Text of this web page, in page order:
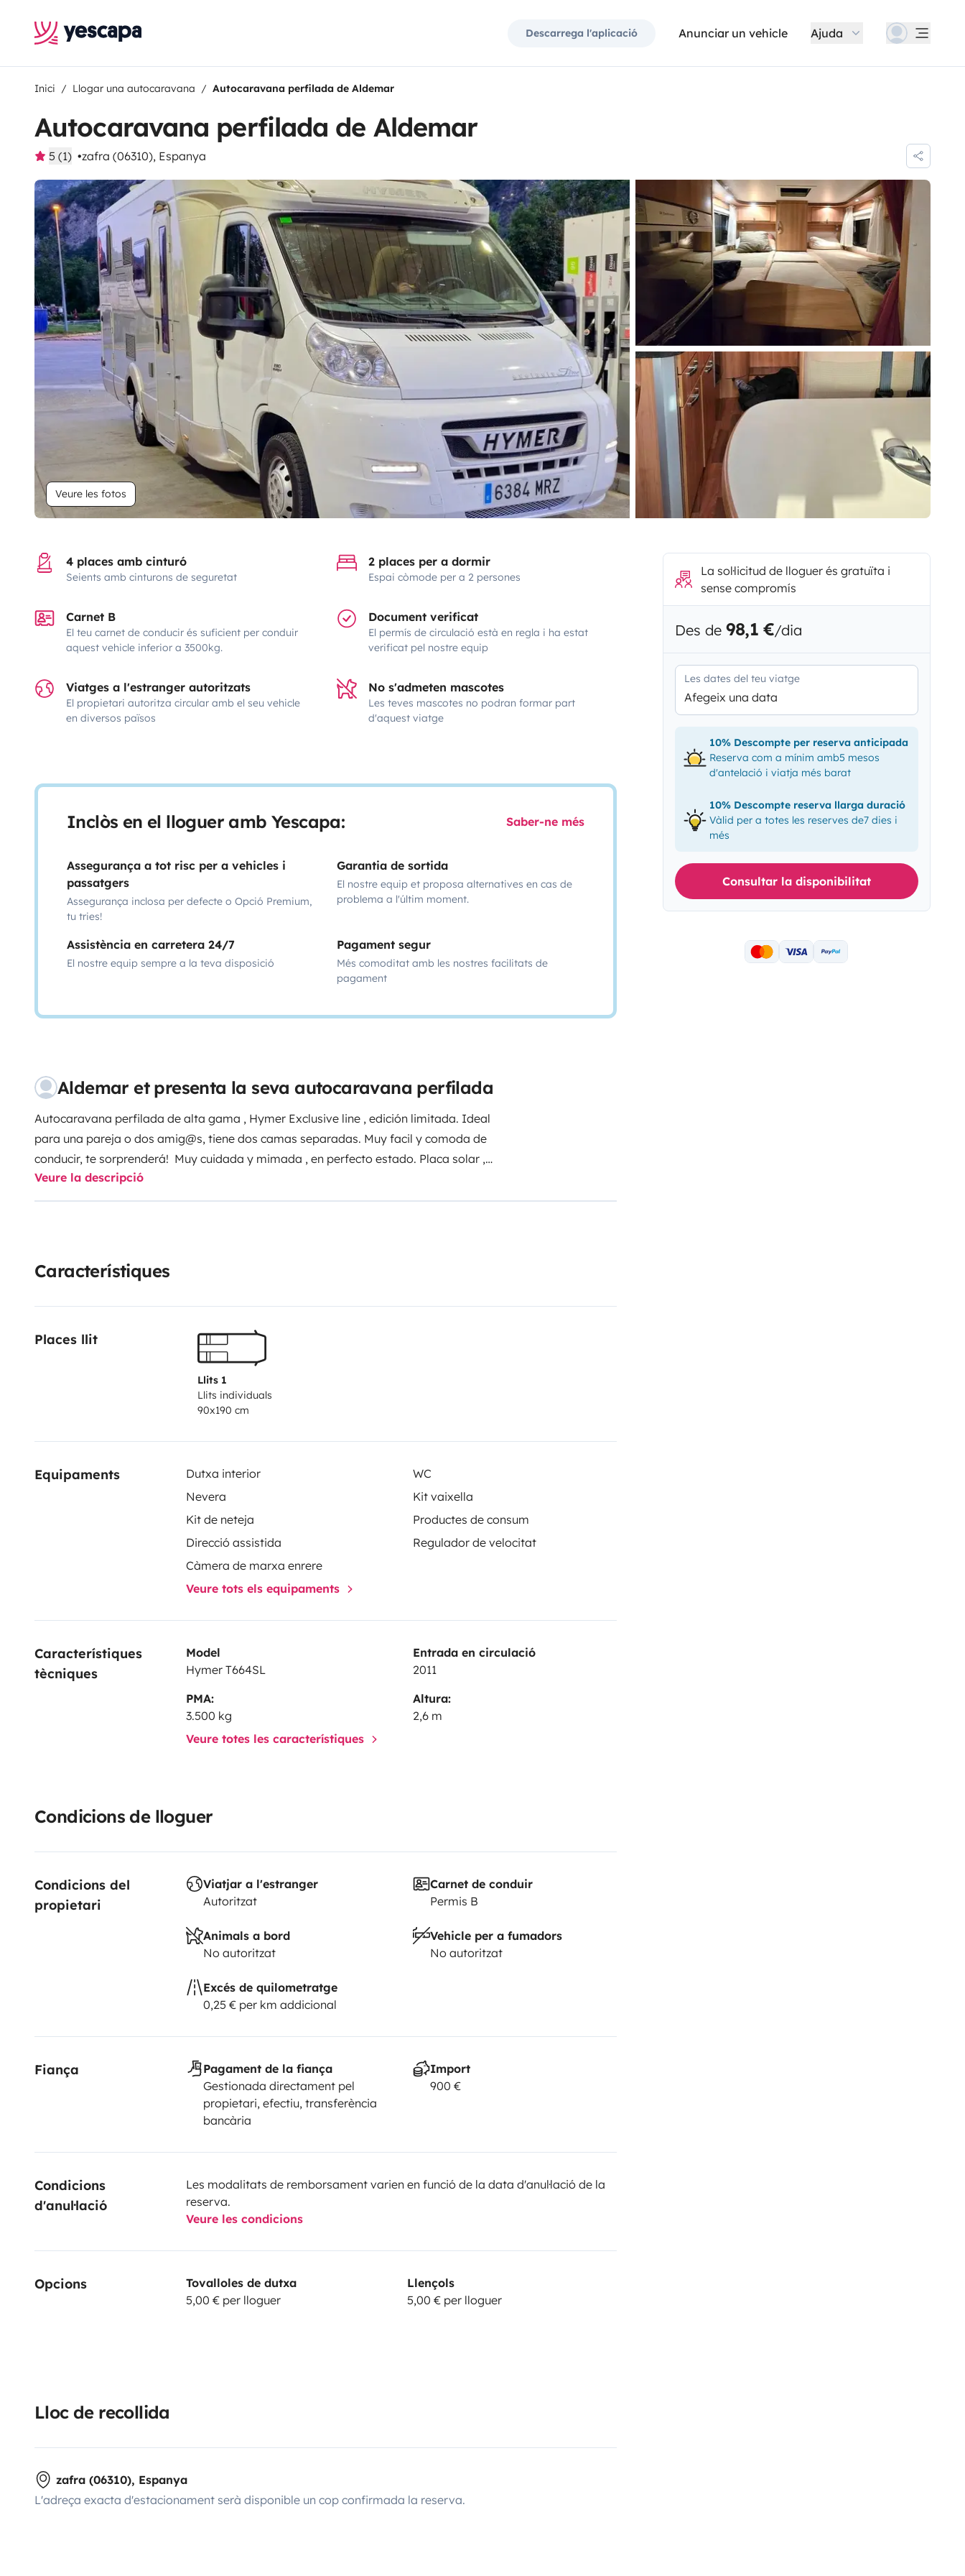
Descarrega l'aplicació Anunciar un vehicle Ajuda
Inici Llogar una autocaravana Autocaravana perfilada de Aldemar
Autocaravana perfilada de Aldemar
5 (1) zafra (06310), Espanya
Veure les fotos
4 places amb cinturó
Seients amb cinturons de seguretat
2 places per a dormir
Espai còmode per a 2 persones
Carnet B
El teu carnet de conducir és suficient per conduir
aquest vehicle inferior a 3500kg.
Document verificat
El permís de circulació està en regla i ha estat
verificat pel nostre equip
Viatges a l'estranger autoritzats
El propietari autoritza circular amb el seu vehicle
en diversos països
No s'admeten mascotes
Les teves mascotes no podran formar part
d'aquest viatge
Inclòs en el lloguer amb Yescapa: Saber-ne més
Assegurança a tot risc per a vehicles i
passatgers
Assegurança inclosa per defecte o Opció Premium,
tu tries!
Garantia de sortida
El nostre equip et proposa alternatives en cas de
problema a l'últim moment.
Assistència en carretera 24/7
El nostre equip sempre a la teva disposició
Pagament segur
Més comoditat amb les nostres facilitats de
pagament
Aldemar et presenta la seva autocaravana perfilada
Autocaravana perfilada de alta gama , Hymer Exclusive line , edición limitada. Ideal
para una pareja o dos amig@s, tiene dos camas separadas. Muy facil y comoda de
conducir, te sorprenderá! Muy cuidada y mimada , en perfecto estado. Placa solar ,
ducha separada con mampara , calefaccion y agua caliente, asientos giratorios, la
nevera grande con congelador y un enorme garaje para sus cosas o bicicletas. Le
Veure la descripció
Característiques
Places llit
Llits 1
Llits individuals
90x190 cm
Equipaments Dutxa interior
WC
Nevera
Kit vaixella
Kit de neteja
Productes de consum
Direcció assistida
Regulador de velocitat
Càmera de marxa enrere
Veure tots els equipaments
Característiques
tècniques
Model
Hymer T664SL
Entrada en circulació
2011
PMA:
3.500 kg
Altura:
2,6 m
Veure totes les característiques
Condicions de lloguer
Condicions del
propietari
Viatjar a l'estranger
Autoritzat
Carnet de conduir
Permis B
Animals a bord
No autoritzat
Vehicle per a fumadors
No autoritzat
Excés de quilometratge
0,25 € per km addicional
Fiança
Pagament de la fiança
Gestionada directament pel
propietari, efectiu, transferència
bancària
Import
900 €
Condicions
d'anul·lació
Les modalitats de remborsament varien en funció de la data d'anul·lació de la
reserva.
Veure les condicions
Opcions
Tovalloles de dutxa
5,00 € per lloguer
Llençols
5,00 € per lloguer
Lloc de recollida
zafra (06310), Espanya
L'adreça exacta d'estacionament serà disponible un cop confirmada la reserva.
La sol·licitud de lloguer és gratuïta i
sense compromís
Des de 98,1 €/dia
Les dates del teu viatge
Afegeix una data
10% Descompte per reserva anticipada
Reserva com a mínim amb5 mesos
d'antelació i viatja més barat
10% Descompte reserva llarga duració
Vàlid per a totes les reserves de7 dies i
més
Consultar la disponibilitat